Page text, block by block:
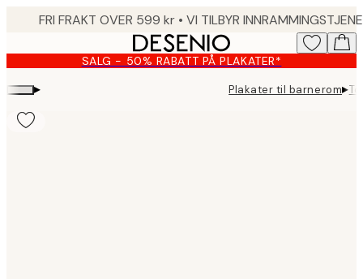
content.
SALG - 50% RABATT PÅ PLAKATER*
▸ Plakater til barnerom▸